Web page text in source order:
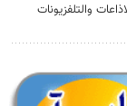
والتلفزيونات